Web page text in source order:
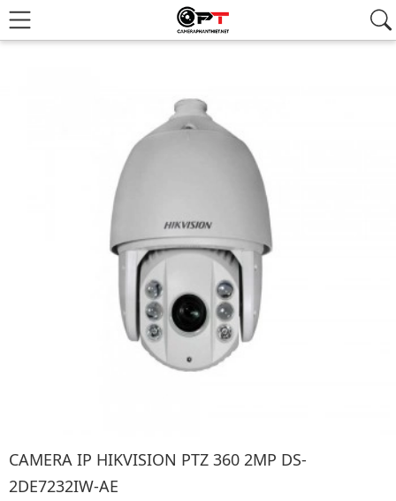
CAMERA IP HIKVISION PTZ 360 2MP DS-
2DE7232IW-AE